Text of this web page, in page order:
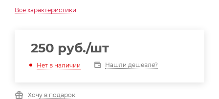
Все характеристики
250 руб./шт
Нет в наличии Нашли дешевле?
Хочу в подарок